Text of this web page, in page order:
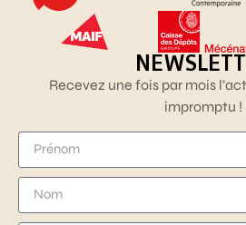
Recevez une fois par mois
impromptu !